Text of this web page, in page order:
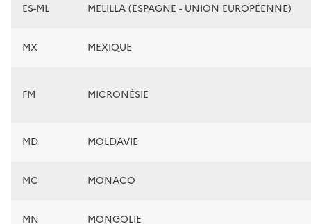
ES-ML MELILLA (ESPAGNE - UNION EUROPÉENNE)
MX MEXIQUE
FM MICRONÉSIE
MD MOLDAVIE
MC MONACO
MN MONGOLIE